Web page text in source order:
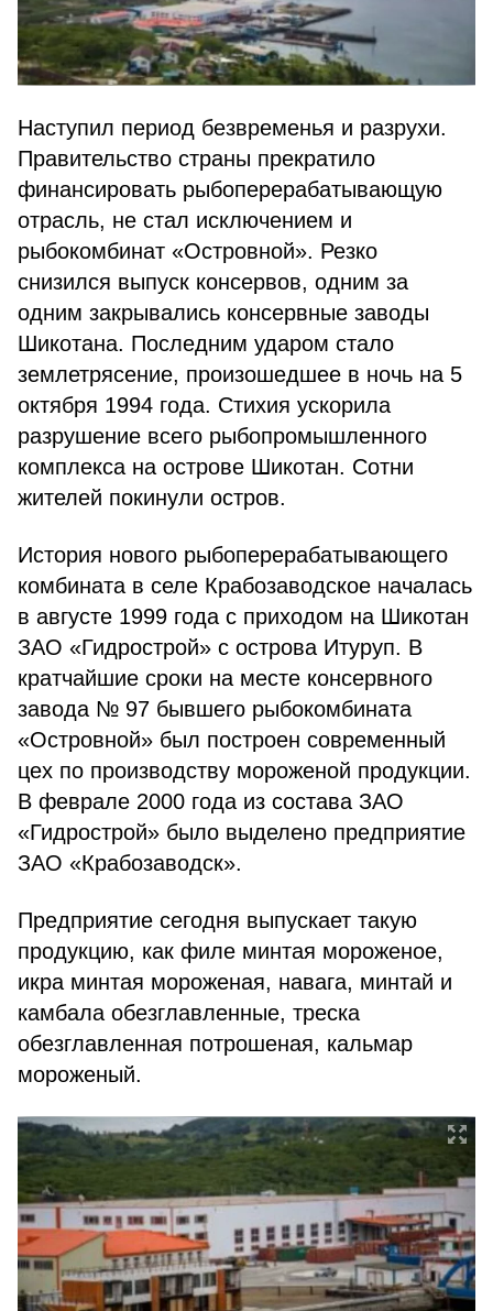
Наступил период безвременья и разрухи.
Правительство страны прекратило
финансировать рыбоперерабатывающую
отрасль, не стал исключением и
рыбокомбинат «Островной». Резко
снизился выпуск консервов, одним за
одним закрывались консервные заводы
Шикотана. Последним ударом стало
землетрясение, произошедшее в ночь на 5
октября 1994 года. Стихия ускорила
разрушение всего рыбопромышленного
комплекса на острове Шикотан. Сотни
жителей покинули остров.
История нового рыбоперерабатывающего
комбината в селе Крабозаводское началась
в августе 1999 года с приходом на Шикотан
ЗАО «Гидрострой» с острова Итуруп. В
кратчайшие сроки на месте консервного
завода № 97 бывшего рыбокомбината
«Островной» был построен современный
цех по производству мороженой продукции.
В феврале 2000 года из состава ЗАО
«Гидрострой» было выделено предприятие
ЗАО «Крабозаводск».
Предприятие сегодня выпускает такую
продукцию, как филе минтая мороженое,
икра минтая мороженая, навага, минтай и
камбала обезглавленные, треска
обезглавленная потрошеная, кальмар
мороженый.